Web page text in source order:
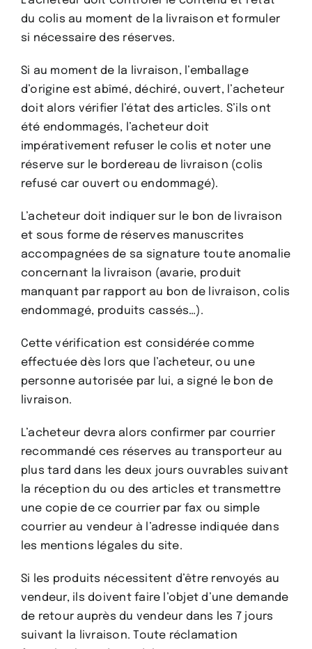
du colis au moment de la livraison et formuler
si nécessaire des réserves.
Si au moment de la livraison, l’emballage
d’origine est abîmé, déchiré, ouvert, l’acheteur
doit alors vérifier l’état des articles. S’ils ont
été endommagés, l’acheteur doit
impérativement refuser le colis et noter une
réserve sur le bordereau de livraison (colis
refusé car ouvert ou endommagé).
L’acheteur doit indiquer sur le bon de livraison
et sous forme de réserves manuscrites
accompagnées de sa signature toute anomalie
concernant la livraison (avarie, produit
manquant par rapport au bon de livraison, colis
endommagé, produits cassés…).
Cette vérification est considérée comme
effectuée dès lors que l’acheteur, ou une
personne autorisée par lui, a signé le bon de
livraison.
L’acheteur devra alors confirmer par courrier
recommandé ces réserves au transporteur au
plus tard dans les deux jours ouvrables suivant
la réception du ou des articles et transmettre
une copie de ce courrier par fax ou simple
courrier au vendeur à l’adresse indiquée dans
les mentions légales du site.
Si les produits nécessitent d’être renvoyés au
vendeur, ils doivent faire l’objet d’une demande
de retour auprès du vendeur dans les 7 jours
suivant la livraison. Toute réclamation